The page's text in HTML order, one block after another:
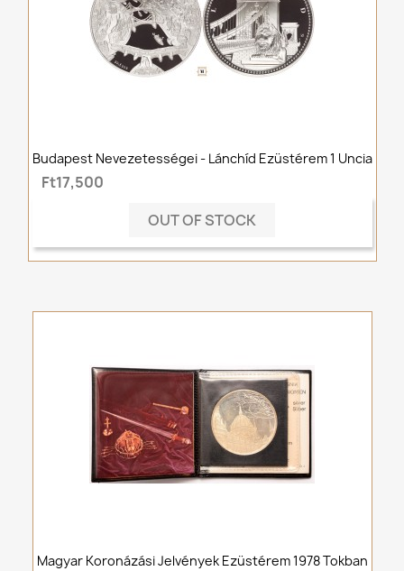
Budapest Nevezetességei - Lánchíd Ezüstérem 1 Uncia
Ft17,500
OUT OF STOCK
Magyar Koronázási Jelvények Ezüstérem 1978 Tokban